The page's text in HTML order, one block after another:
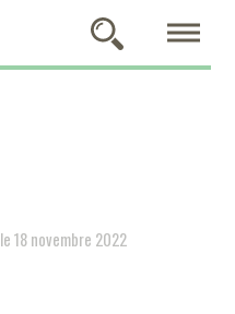
le 18 novembre 2022